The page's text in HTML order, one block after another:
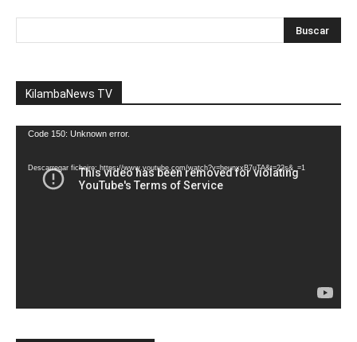
KilambaNews TV
Reprodutor
vídeo
Code 150: Unknown error.
Descarregar ficheiro: https://www.youtube.com/watch?v=heunxxB7uTA&t=22s&_=1